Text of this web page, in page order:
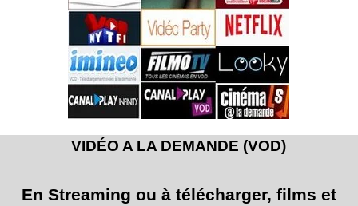
VIDÉO A LA DEMANDE (VOD)
En Streaming ou à télécharger, films et